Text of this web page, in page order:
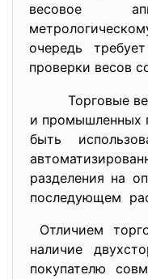
весовое
очередь
проверки весов
Торговые
и промышленных
быть
разделения на
последующем
Отличием
наличие
покупателю